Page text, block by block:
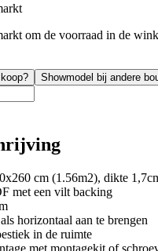
om de voorraad in de
Showmodel bij andere
cm (1.56m2), dikte
met een vilt backing
horizontaal aan te brengen
in de ruimte
met montagekit of